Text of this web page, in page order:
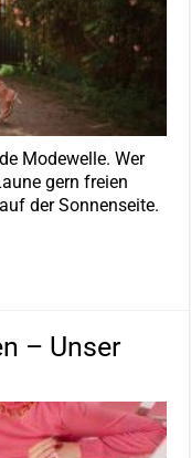
Modewelle. Wer
gern freien
der Sonnenseite.
– Unser